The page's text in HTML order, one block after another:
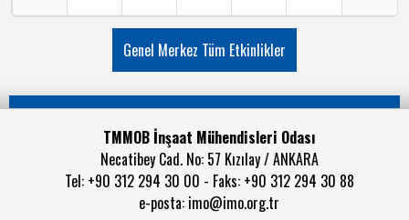
Genel Merkez Tüm Etkinlikler
TMMOB İnşaat Mühendisleri Odası
Necatibey Cad. No: 57 Kızılay / ANKARA
Tel: +90 312 294 30 00 - Faks: +90 312 294 30 88
e-posta: imo@imo.org.tr